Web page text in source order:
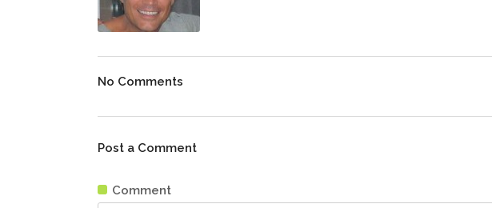
No Comments
Post a Comment
Comment